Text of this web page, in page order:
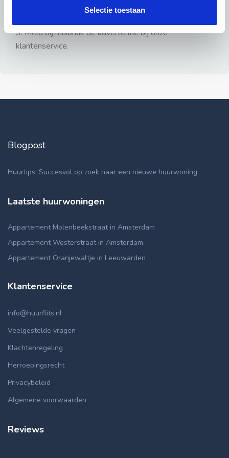
Selectie toestaan
3: Meld bij misbruik de advertentie bij onze
klantenservice.
Blogpost
Huurtips: Succesvol op zoek naar een nieuwe huurwoning
Laatste huurwoningen
Appartement Molenbeekstraat in Amsterdam
Appartement Westerstraat in Amsterdam
Appartement Oranjewaltje in Leeuwarden
Klantenservice
info@huurflits.nl
Veelgestelde vragen
Klachtenregeling
Herroepingsrecht
Privacybeleid
Algemene voorwaarden
Reviews